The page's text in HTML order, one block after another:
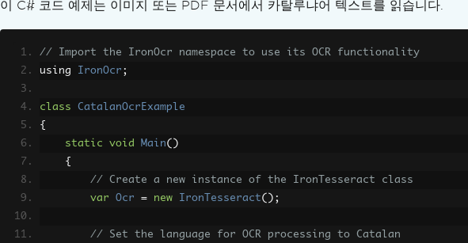
WinForms TextBox의 줄 바꿈
Linux에서 PDF 폼 멈춤
OCR 정확도 향상
64비트 아키텍처
Garbled Non-Latin PDF Text
언어 팩
사용자 지정 OCR 언어 팩
이 C# 코드 예제는 이미지 또는 PDF 문서에서 카탈루냐어 텍스트를 읽습니다.
// Import the IronOcr namespace to use its OCR functionality
using IronOcr ;
class
CatalanOcrExample
{
static
void Main()
{
// Create a new instance of the IronTesseract class
var
Ocr = new IronTesseract();
// Set the language for OCR processing to Catalan